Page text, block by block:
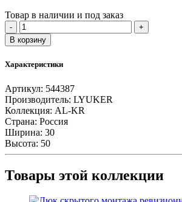
Товар в наличии и под заказ
-
Количество
товара
Люк
монтажа
"под
плитку"
серия
AL-
KR
50/30
LYUKER
нажимной)
+
В корзину
Характеристики
Артикул: 544387
Производитель: LYUKER
Коллекция: AL-KR
Страна: Россия
Ширина: 30
Высота: 50
Товары этой коллекции